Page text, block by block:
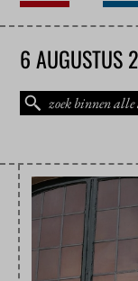
6 AUGUSTUS